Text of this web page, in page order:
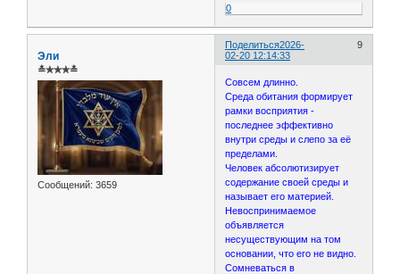
0
Поделиться 9
2026-
02-20 12:14:33
Эли
≛✯✯✯≛
Сообщений: 3659
Совсем длинно.
Среда обитания формирует
рамки восприятия -
последнее эффективно
внутри среды и слепо за её
пределами.
Человек абсолютизирует
содержание своей среды и
называет его материей.
Невоспринимаемое
объявляется
несуществующим на том
основании, что его не видно.
Сомневаться в